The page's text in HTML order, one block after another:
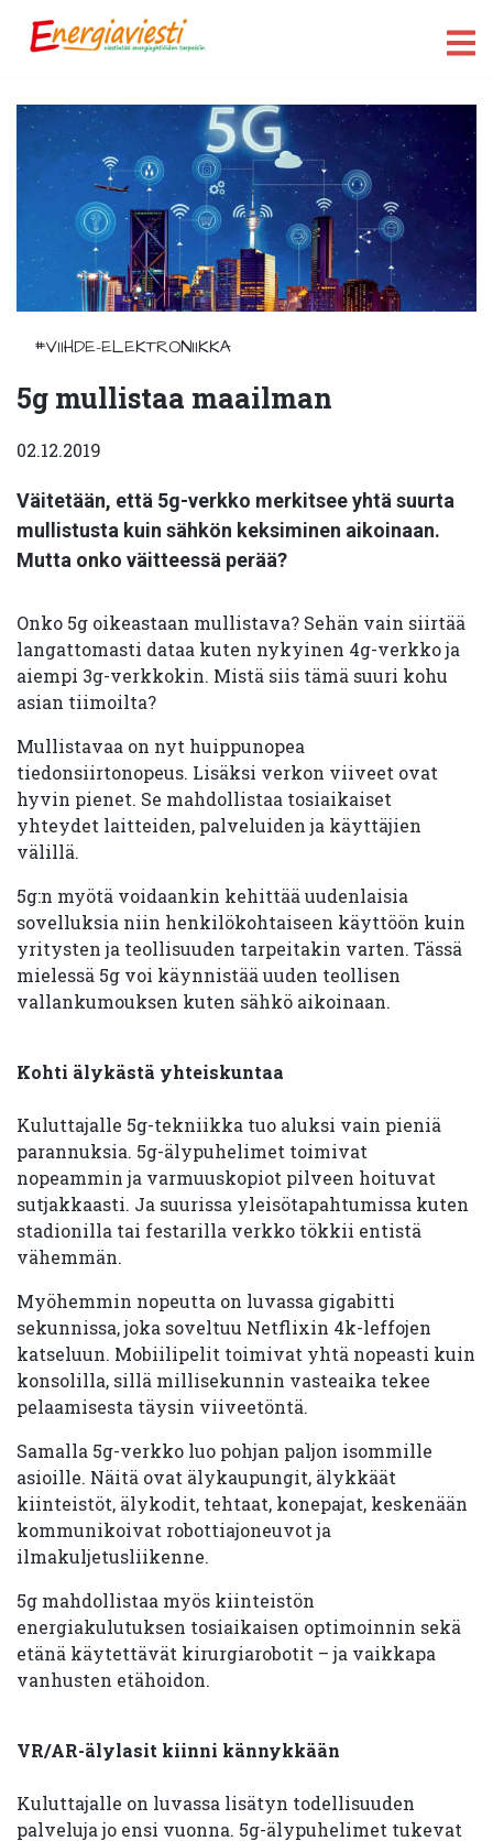
#VIIHDE-ELEKTRONIIKKA
5g mullistaa maailman
02.12.2019
Väitetään, että 5g-verkko merkitsee yhtä suurta
mullistusta kuin sähkön keksiminen aikoinaan.
Mutta onko väitteessä perää?
Onko 5g oikeastaan mullistava? Sehän vain siirtää
langattomasti dataa kuten nykyinen 4g-verkko ja
aiempi 3g-verkkokin. Mistä siis tämä suuri kohu
asian tiimoilta?
Mullistavaa on nyt huippunopea
tiedonsiirtonopeus. Lisäksi verkon viiveet ovat
hyvin pienet. Se mahdollistaa tosiaikaiset
yhteydet laitteiden, palveluiden ja käyttäjien
välillä.
5g:n myötä voidaankin kehittää uudenlaisia
sovelluksia niin henkilökohtaiseen käyttöön kuin
yritysten ja teollisuuden tarpeitakin varten. Tässä
mielessä 5g voi käynnistää uuden teollisen
vallankumouksen kuten sähkö aikoinaan.
Kohti älykästä yhteiskuntaa
Kuluttajalle 5g-tekniikka tuo aluksi vain pieniä
parannuksia. 5g-älypuhelimet toimivat
nopeammin ja varmuuskopiot pilveen hoituvat
sutjakkaasti. Ja suurissa yleisötapahtumissa kuten
stadionilla tai festarilla verkko tökkii entistä
vähemmän.
Myöhemmin nopeutta on luvassa gigabitti
sekunnissa, joka soveltuu Netflixin 4k-leffojen
katseluun. Mobiilipelit toimivat yhtä nopeasti kuin
konsolilla, sillä millisekunnin vasteaika tekee
pelaamisesta täysin viiveetöntä.
Samalla 5g-verkko luo pohjan paljon isommille
asioille. Näitä ovat älykaupungit, älykkäät
kiinteistöt, älykodit, tehtaat, konepajat, keskenään
kommunikoivat robottiajoneuvot ja
ilmakuljetusliikenne.
5g mahdollistaa myös kiinteistön
energiakulutuksen tosiaikaisen optimoinnin sekä
etänä käytettävät kirurgiarobotit – ja vaikkapa
vanhusten etähoidon.
VR/AR-älylasit kiinni kännykkään
Kuluttajalle on luvassa lisätyn todellisuuden
palveluja jo ensi vuonna. 5g-älypuhelimet tukevat